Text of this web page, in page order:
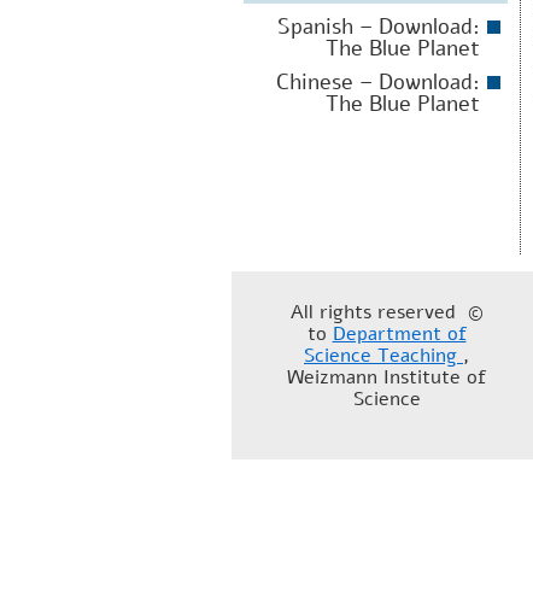
Spanish – Download:
The Blue Planet
Chinese – Download:
The Blue Planet
© All rights reserved
to Department of
Science Teaching ,
Weizmann Institute of
Science